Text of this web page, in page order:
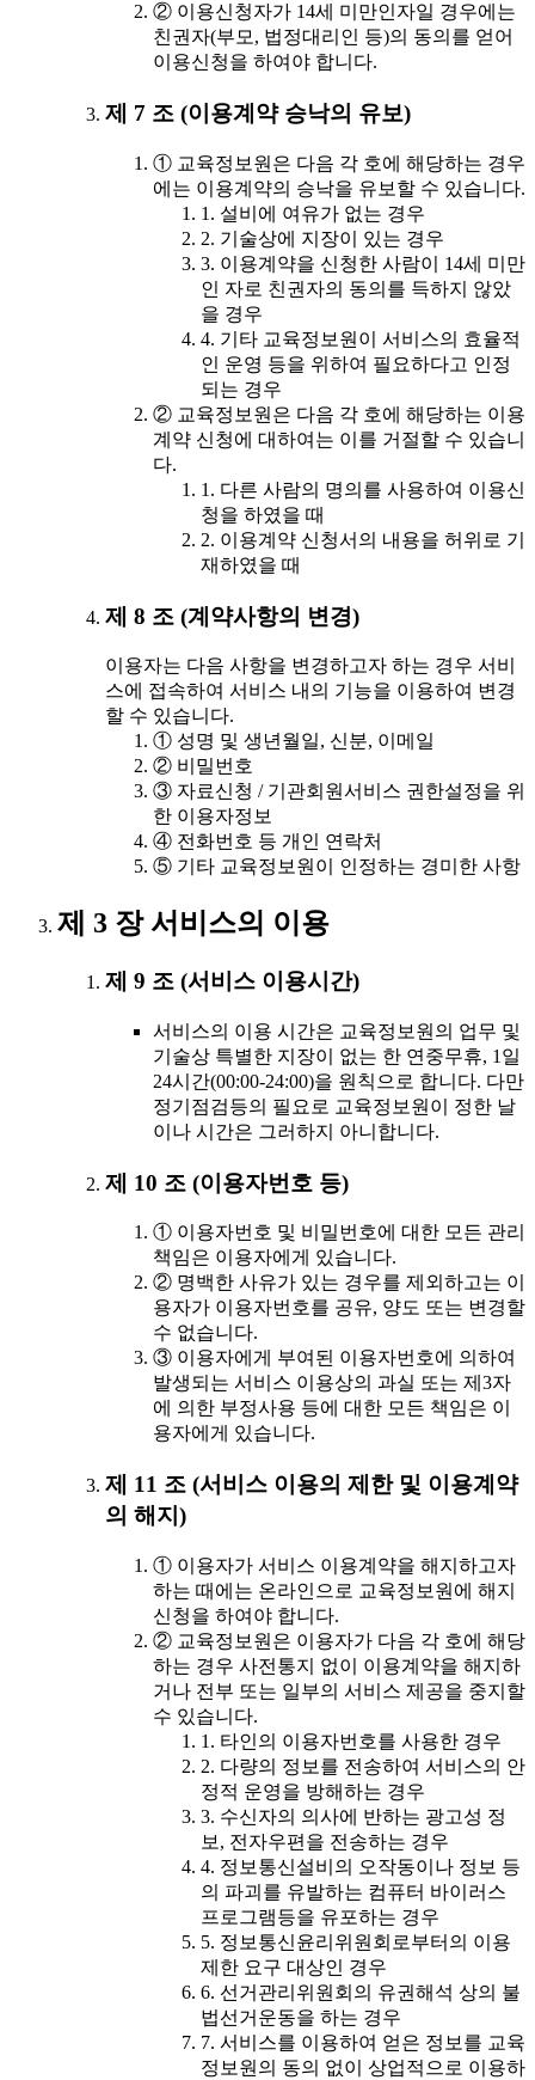
② 이용신청자가 14세 미만인자일 경우에는
친권자(부모, 법정대리인 등)의 동의를 얻어
이용신청을 하여야 합니다.
제 7 조 (이용계약 승낙의 유보)
① 교육정보원은 다음 각 호에 해당하는 경우
에는 이용계약의 승낙을 유보할 수 있습니다.
1. 설비에 여유가 없는 경우
2. 기술상에 지장이 있는 경우
3. 이용계약을 신청한 사람이 14세 미만
인 자로 친권자의 동의를 득하지 않았
을 경우
4. 기타 교육정보원이 서비스의 효율적
인 운영 등을 위하여 필요하다고 인정
되는 경우
② 교육정보원은 다음 각 호에 해당하는 이용
계약 신청에 대하여는 이를 거절할 수 있습니
다.
1. 다른 사람의 명의를 사용하여 이용신
청을 하였을 때
2. 이용계약 신청서의 내용을 허위로 기
재하였을 때
제 8 조 (계약사항의 변경)
이용자는 다음 사항을 변경하고자 하는 경우 서비
스에 접속하여 서비스 내의 기능을 이용하여 변경
할 수 있습니다.
① 성명 및 생년월일, 신분, 이메일
② 비밀번호
③ 자료신청 / 기관회원서비스 권한설정을 위
한 이용자정보
④ 전화번호 등 개인 연락처
⑤ 기타 교육정보원이 인정하는 경미한 사항
제 3 장 서비스의 이용
제 9 조 (서비스 이용시간)
서비스의 이용 시간은 교육정보원의 업무 및
기술상 특별한 지장이 없는 한 연중무휴, 1일
24시간(00:00-24:00)을 원칙으로 합니다. 다만
정기점검등의 필요로 교육정보원이 정한 날
이나 시간은 그러하지 아니합니다.
제 10 조 (이용자번호 등)
① 이용자번호 및 비밀번호에 대한 모든 관리
책임은 이용자에게 있습니다.
② 명백한 사유가 있는 경우를 제외하고는 이
용자가 이용자번호를 공유, 양도 또는 변경할
수 없습니다.
③ 이용자에게 부여된 이용자번호에 의하여
발생되는 서비스 이용상의 과실 또는 제3자
에 의한 부정사용 등에 대한 모든 책임은 이
용자에게 있습니다.
제 11 조 (서비스 이용의 제한 및 이용계약
의 해지)
① 이용자가 서비스 이용계약을 해지하고자
하는 때에는 온라인으로 교육정보원에 해지
신청을 하여야 합니다.
② 교육정보원은 이용자가 다음 각 호에 해당
하는 경우 사전통지 없이 이용계약을 해지하
거나 전부 또는 일부의 서비스 제공을 중지할
수 있습니다.
1. 타인의 이용자번호를 사용한 경우
2. 다량의 정보를 전송하여 서비스의 안
정적 운영을 방해하는 경우
3. 수신자의 의사에 반하는 광고성 정
보, 전자우편을 전송하는 경우
4. 정보통신설비의 오작동이나 정보 등
의 파괴를 유발하는 컴퓨터 바이러스
프로그램등을 유포하는 경우
5. 정보통신윤리위원회로부터의 이용
제한 요구 대상인 경우
6. 선거관리위원회의 유권해석 상의 불
법선거운동을 하는 경우
7. 서비스를 이용하여 얻은 정보를 교육
정보원의 동의 없이 상업적으로 이용하